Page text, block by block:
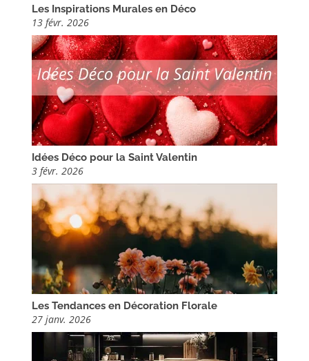
Les Inspirations Murales en Déco
13 févr. 2026
Idées Déco pour la Saint Valentin
3 févr. 2026
Les Tendances en Décoration Florale
27 janv. 2026